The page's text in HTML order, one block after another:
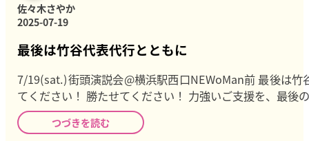
佐々木さやか
2025-07-19
最後は竹谷代表代行とともに
7/19(sat.)街頭演説会@横浜駅西口NEWoMan前 最後は
てください！ 勝たせてください！ 力強いご支援を、最後
つづきを読む